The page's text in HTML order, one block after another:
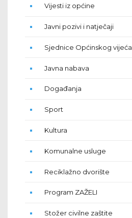
Vijesti iz općine
Javni pozivi i natječaji
Sjednice Općinskog vijeća
Javna nabava
Događanja
Sport
Kultura
Komunalne usluge
Reciklažno dvorište
Program ZAŽELI
Stožer civilne zaštite